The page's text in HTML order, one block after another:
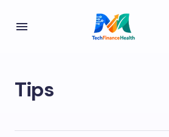
Tips